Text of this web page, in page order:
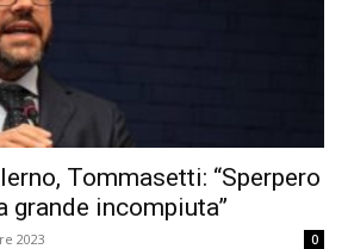
Tommasetti: “Sperpero
grande incompiuta”
2023 0